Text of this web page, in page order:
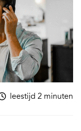
leestijd 2 minuten